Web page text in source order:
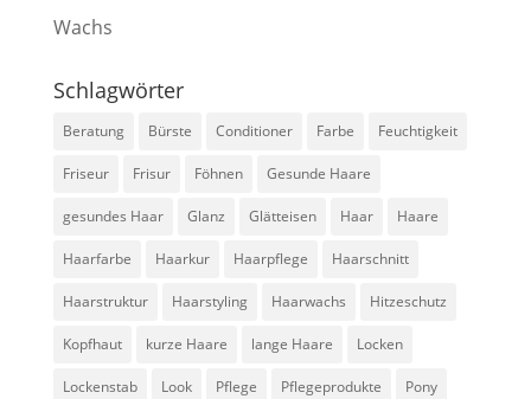
Wachs
Schlagwörter
Beratung Bürste Conditioner Farbe Feuchtigkeit
Friseur Frisur Föhnen Gesunde Haare
gesundes Haar Glanz Glätteisen Haar Haare
Haarfarbe Haarkur Haarpflege Haarschnitt
Haarstruktur Haarstyling Haarwachs Hitzeschutz
Kopfhaut kurze Haare lange Haare Locken
Lockenstab Look Pflege Pflegeprodukte Pony